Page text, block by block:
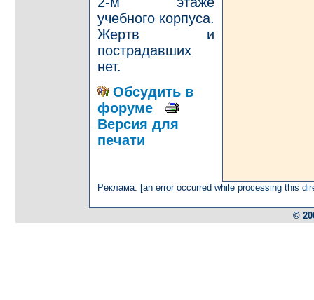
учебного корпуса.
Жертв и
пострадавших
нет.
Обсудить в
форуме
Версия для
печати
Рeклaмa: [an error occurred while processing this
©